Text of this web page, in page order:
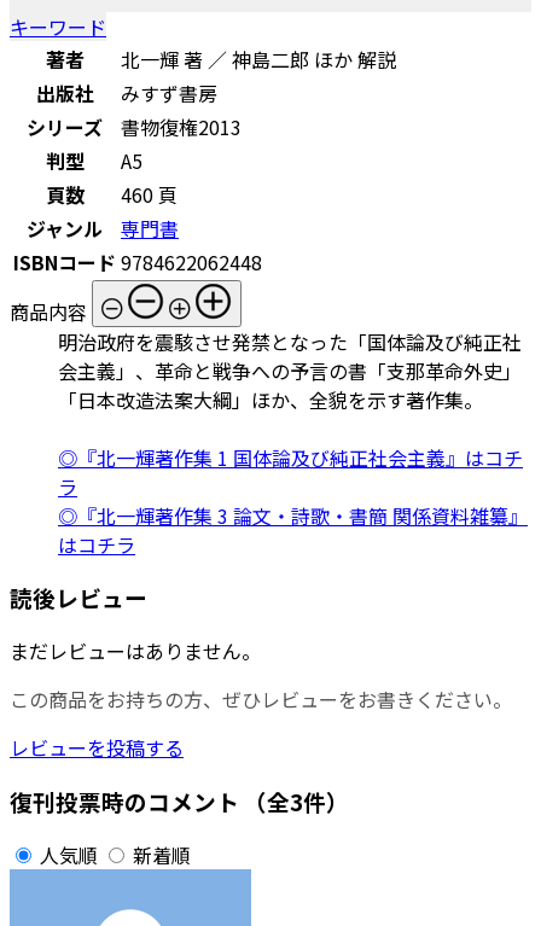
キーワード
著者
北一輝 著 ／ 神島二郎 ほか 解説
出版社
みすず書房
シリーズ
書物復権2013
判型
A5
頁数
460 頁
ジャンル
専門書
ISBNコード 9784622062448
商品内容
明治政府を震駭させ発禁となった「国体論及び純正社
会主義」、革命と戦争への予言の書「支那革命外史」
「日本改造法案大綱」ほか、全貌を示す著作集。
◎『北一輝著作集 1 国体論及び純正社会主義』はコチ
ラ
◎『北一輝著作集 3 論文・詩歌・書簡 関係資料雑纂』
はコチラ
読後レビュー
まだレビューはありません。
この商品をお持ちの方、ぜひレビューをお書きください。
レビューを投稿する
復刊投票時のコメント （全3件）
人気順 新着順